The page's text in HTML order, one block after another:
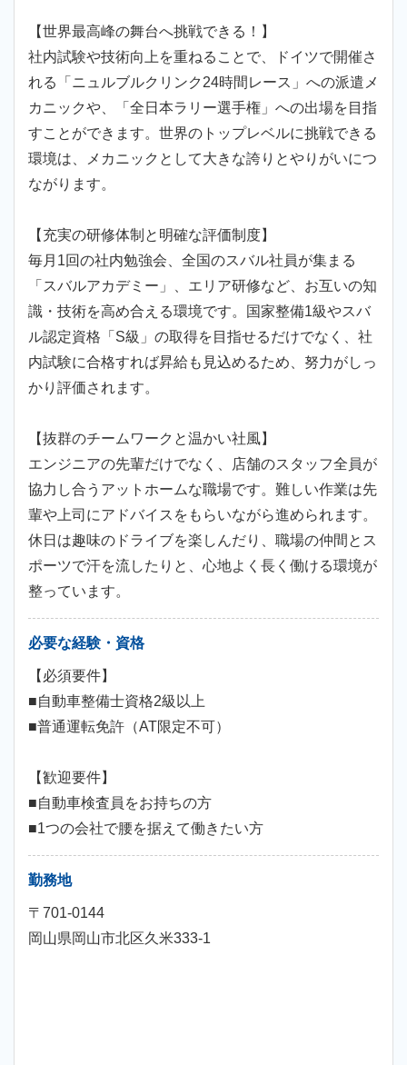
【世界最高峰の舞台へ挑戦できる！】
社内試験や技術向上を重ねることで、ドイツで開催さ
れる「ニュルブルクリンク24時間レース」への派遣メ
カニックや、「全日本ラリー選手権」への出場を目指
すことができます。世界のトップレベルに挑戦できる
環境は、メカニックとして大きな誇りとやりがいにつ
ながります。
【充実の研修体制と明確な評価制度】
毎月1回の社内勉強会、全国のスバル社員が集まる
「スバルアカデミー」、エリア研修など、お互いの知
識・技術を高め合える環境です。国家整備1級やスバ
ル認定資格「S級」の取得を目指せるだけでなく、社
内試験に合格すれば昇給も見込めるため、努力がしっ
かり評価されます。
【抜群のチームワークと温かい社風】
エンジニアの先輩だけでなく、店舗のスタッフ全員が
協力し合うアットホームな職場です。難しい作業は先
輩や上司にアドバイスをもらいながら進められます。
休日は趣味のドライブを楽しんだり、職場の仲間とス
ポーツで汗を流したりと、心地よく長く働ける環境が
整っています。
必要な経験・資格
【必須要件】
■自動車整備士資格2級以上
■普通運転免許（AT限定不可）
【歓迎要件】
■自動車検査員をお持ちの方
■1つの会社で腰を据えて働きたい方
勤務地
〒701-0144
岡山県岡山市北区久米333-1